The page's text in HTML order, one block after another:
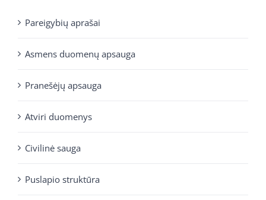
Pareigybių aprašai
Asmens duomenų apsauga
Pranešėjų apsauga
Atviri duomenys
Civilinė sauga
Puslapio struktūra